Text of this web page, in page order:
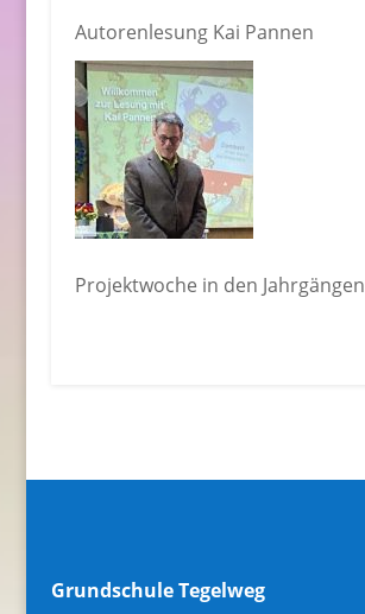
Autorenlesung Kai Pannen
Projektwoche in den Jahrgängen
Grundschule Tegelweg